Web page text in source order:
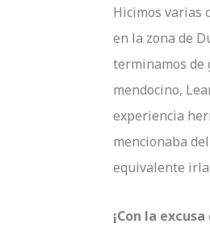
Hicimos varias
en la zona de
terminamos de
mendocino,
experiencia
mencionaba
equivalente
¡Con la